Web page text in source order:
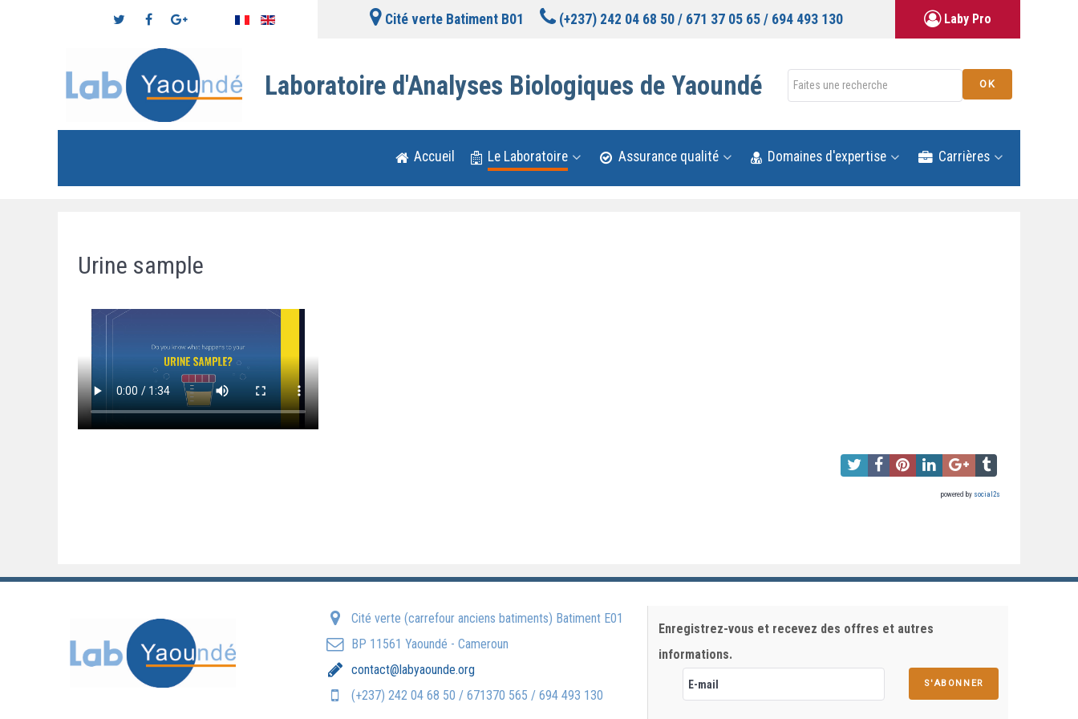
Cité verte Batiment B01 (+237) 242 04 68 50 / 671 37 05 65 / 694 493 130 Laby Pro
Laboratoire d'Analyses Biologiques de Yaoundé Rechercher OK
Accueil Le Laboratoire Assurance qualité Domaines d'expertise Carrières
Urine sample
powered by social2s
Cité verte (carrefour anciens batiments) Batiment E01
BP 11561 Yaoundé - Cameroun
contact@labyaounde.org
(+237) 242 04 68 50 / 671370 565 / 694 493 130
Enregistrez-vous et recevez des offres et autres
informations.